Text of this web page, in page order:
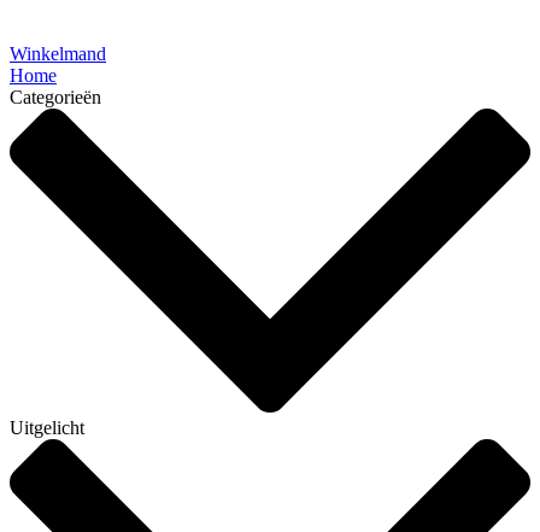
Winkelmand
Home
Categorieën
Uitgelicht